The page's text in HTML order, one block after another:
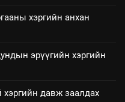
аймаг дахь салбар
жилийн
хэргийн анхан
эрүүгийн хэргийн
давж заалдах